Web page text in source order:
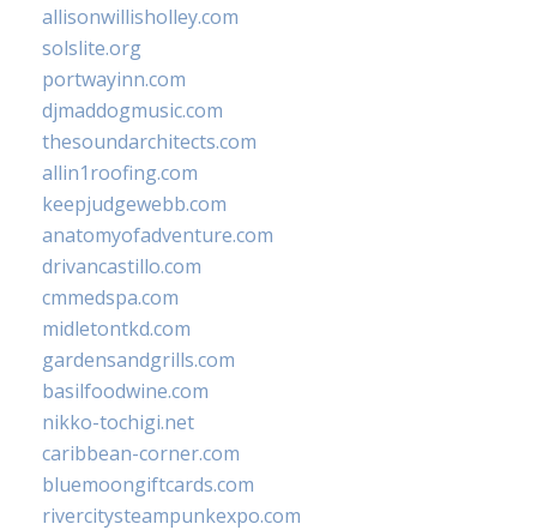
allisonwillisholley.com
solslite.org
portwayinn.com
djmaddogmusic.com
thesoundarchitects.com
allin1roofing.com
keepjudgewebb.com
anatomyofadventure.com
drivancastillo.com
cmmedspa.com
midletontkd.com
gardensandgrills.com
basilfoodwine.com
nikko-tochigi.net
caribbean-corner.com
bluemoongiftcards.com
rivercitysteampunkexpo.com